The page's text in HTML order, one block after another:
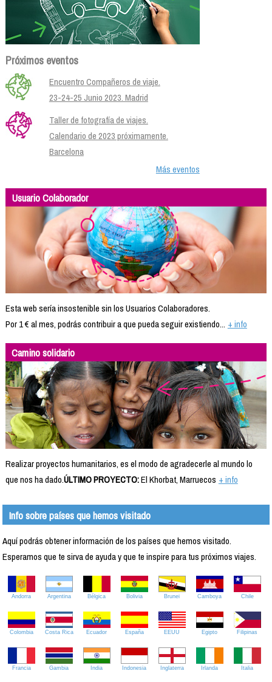
Próximos eventos
Encuentro Compañeros de viaje.
23-24-25 Junio 2023. Madrid
Taller de fotografía de viajes.
Calendario de 2023 próximamente.
Barcelona
Más eventos
Usuario Colaborador
Esta web sería insostenible sin los Usuarios Colaboradores.
Por 1 € al mes, podrás contribuir a que pueda seguir existiendo... + info
Camino solidario
Realizar proyectos humanitarios, es el modo de agradecerle al mundo lo
que nos ha dado.ÚLTIMO PROYECTO:El Khorbat, Marruecos + info
Info sobre países que hemos visitado
Aquí podrás obtener información de los países que hemos visitado.
Esperamos que te sirva de ayuda y que te inspire para tus próximos viajes.
Andorra Argentina Bélgica Bolivia Brunei Camboya Chile
Colombia Costa Rica Ecuador España EEUU Egipto Filipinas
Francia Gambia India Indonesia Inglaterra Irlanda Italia